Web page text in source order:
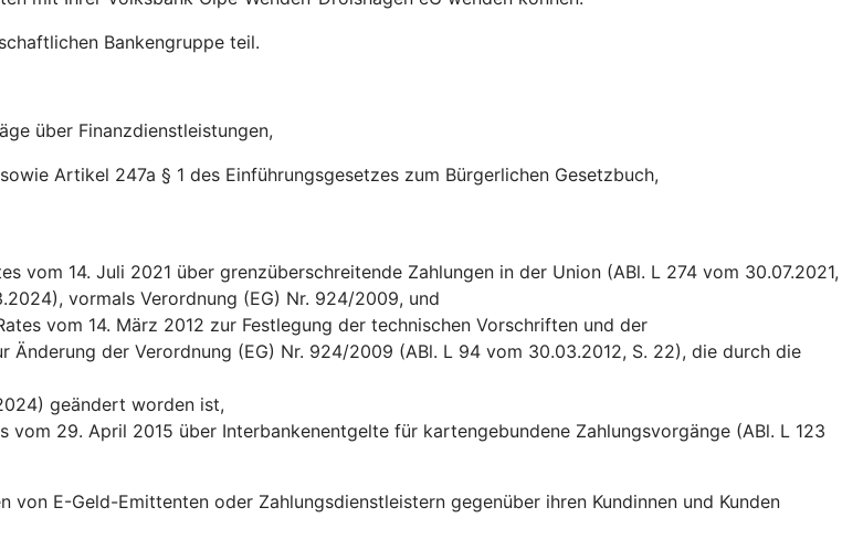
Bankengruppe teil.
über Finanzdienstleistungen,
Artikel 247a § 1 des Einführungsgesetzes zum Bürgerlichen Gesetzbuch,
vom 14. Juli 2021 über grenzüberschreitende Zahlungen in der Union (ABl. L 274 vom 30.07.2021,
vormals Verordnung (EG) Nr. 924/2009, und
vom 14. März 2012 zur Festlegung der technischen Vorschriften und der
der Verordnung (EG) Nr. 924/2009 (ABl. L 94 vom 30.03.2012, S. 22), die durch die
geändert worden ist,
vom 29. April 2015 über Interbankenentgelte für kartengebundene Zahlungsvorgänge (ABl. L 123
E-Geld-Emittenten oder Zahlungsdienstleistern gegenüber ihren Kundinnen und Kunden